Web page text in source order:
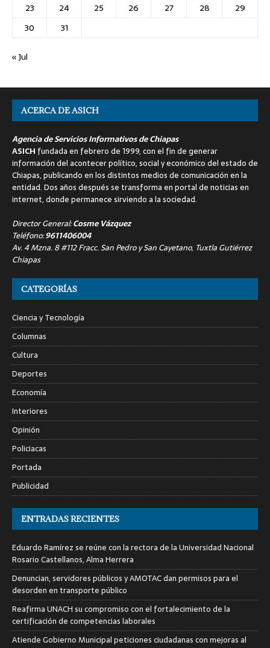
23
24 25 26 27 28
29
30
31
« Jul
ACERCA DE ASICH
Agencia de Servicios Informativos de Chiapas
ASICH fundada en febrero de 1999, con el fin de generar
información del acontecer político, social y económico del estado de
Chiapas, publicando en los distintos medios de comunicación en la
entidad. Dos años después se transforma en portal de noticias en
internet, donde permanece sirviendo a la sociedad.
Director General:Cosme Vázquez
Teléfono:9611406004
Av. 4 Mzna. 8 #112 Fracc. San Pedro y San Cayetano, Tuxtla Gutiérrez
Chiapas
CATEGORÍAS
Ciencia y Tecnología
Columnas
Cultura
Deportes
Economía
Interiores
Opinión
Policiacas
Portada
Publicidad
ENTRADAS RECIENTES
Eduardo Ramírez se reúne con la rectora de la Universidad Nacional
Rosario Castellanos, Alma Herrera
Denuncian, servidores públicos y AMOTAC dan permisos para el
desorden en transporte público
Reafirma UNACH su compromiso con el fortalecimiento de la
certificación de competencias laborales
Atiende Gobierno Municipal peticiones ciudadanas con mejoras al